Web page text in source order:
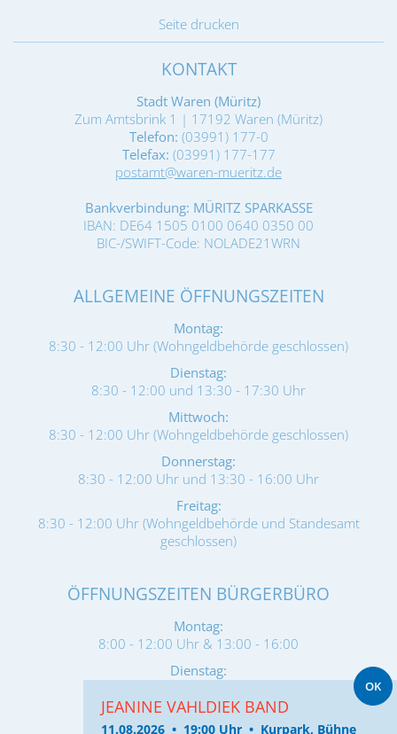
Seite drucken
KONTAKT
Stadt Waren (Müritz)
Zum Amtsbrink 1 | 17192 Waren (Müritz)
Telefon: (03991) 177-0
Telefax: (03991) 177-177
postamt@waren-mueritz.de
Bankverbindung: MÜRITZ SPARKASSE
IBAN: DE64 1505 0100 0640 0350 00
BIC-/SWIFT-Code: NOLADE21WRN
ALLGEMEINE ÖFFNUNGSZEITEN
Montag:
8:30 - 12:00 Uhr (Wohngeldbehörde geschlossen)
Dienstag:
8:30 - 12:00 und 13:30 - 17:30 Uhr
Mittwoch:
8:30 - 12:00 Uhr (Wohngeldbehörde geschlossen)
Donnerstag:
8:30 - 12:00 Uhr und 13:30 - 16:00 Uhr
Freitag:
8:30 - 12:00 Uhr (Wohngeldbehörde und Standesamt
geschlossen)
ÖFFNUNGSZEITEN BÜRGERBÜRO
Montag:
8:00 - 12:00 Uhr & 13:00 - 16:00
Dienstag:
Mittwoch:
JEANINE VAHLDIEK BAND
11.08.2026 • 19:00 Uhr • Kurpark, Bühne
OK